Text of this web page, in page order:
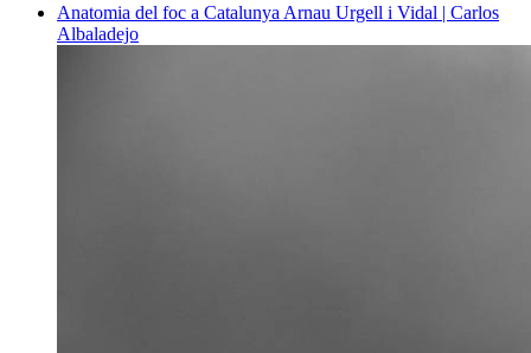
Anatomia del foc a Catalunya Arnau Urgell i Vidal | Carlos
Albaladejo